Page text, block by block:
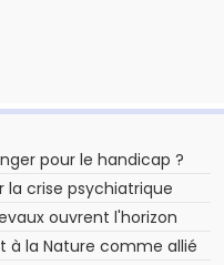
pour le handicap ?
la crise psychiatrique
ouvrent l'horizon
à la Nature comme allié